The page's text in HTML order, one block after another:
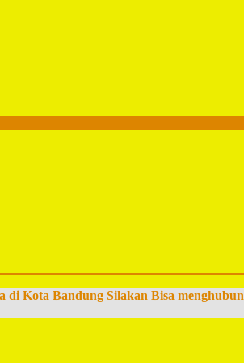
di Kota Bandung Silakan Bisa